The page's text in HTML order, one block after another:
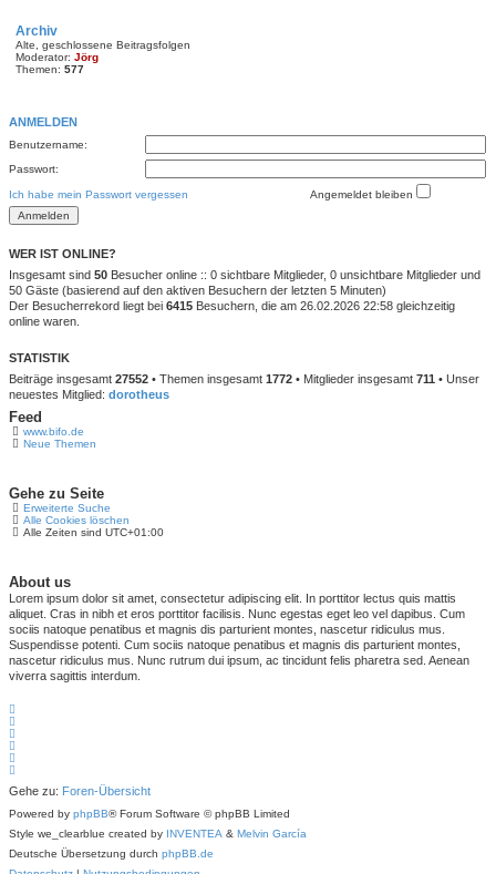
Archiv
Alte, geschlossene Beitragsfolgen
Moderator: Jörg
Themen: 577
ANMELDEN
Benutzername:
Passwort:
Ich habe mein Passwort vergessen Angemeldet bleiben
WER IST ONLINE?
Insgesamt sind 50 Besucher online :: 0 sichtbare Mitglieder, 0 unsichtbare Mitglieder und
50 Gäste (basierend auf den aktiven Besuchern der letzten 5 Minuten)
Der Besucherrekord liegt bei 6415 Besuchern, die am 26.02.2026 22:58 gleichzeitig
online waren.
STATISTIK
Beiträge insgesamt 27552 • Themen insgesamt 1772 • Mitglieder insgesamt 711 • Unser
neuestes Mitglied: dorotheus
Feed
www.bifo.de
Neue Themen
Gehe zu Seite
Erweiterte Suche
Alle Cookies löschen
Alle Zeiten sind UTC+01:00
About us
Lorem ipsum dolor sit amet, consectetur adipiscing elit. In porttitor lectus quis mattis
aliquet. Cras in nibh et eros porttitor facilisis. Nunc egestas eget leo vel dapibus. Cum
sociis natoque penatibus et magnis dis parturient montes, nascetur ridiculus mus.
Suspendisse potenti. Cum sociis natoque penatibus et magnis dis parturient montes,
nascetur ridiculus mus. Nunc rutrum dui ipsum, ac tincidunt felis pharetra sed. Aenean
viverra sagittis interdum.
Gehe zu: Foren-Übersicht
Powered by phpBB® Forum Software © phpBB Limited
Style we_clearblue created by INVENTEA & Melvin García
Deutsche Übersetzung durch phpBB.de